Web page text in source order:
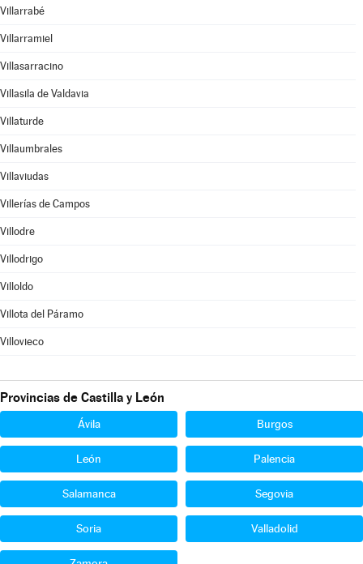
Villarrabé
Villarramiel
Villasarracino
Villasila de Valdavia
Villaturde
Villaumbrales
Villaviudas
Villerías de Campos
Villodre
Villodrigo
Villoldo
Villota del Páramo
Villovieco
Provincias de Castilla y León
Ávila Burgos
León Palencia
Salamanca Segovia
Soria Valladolid